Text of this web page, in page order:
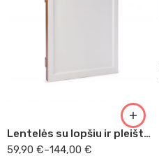
Lentelės su lopšiu ir pleištais
59,90 €–144,00 €